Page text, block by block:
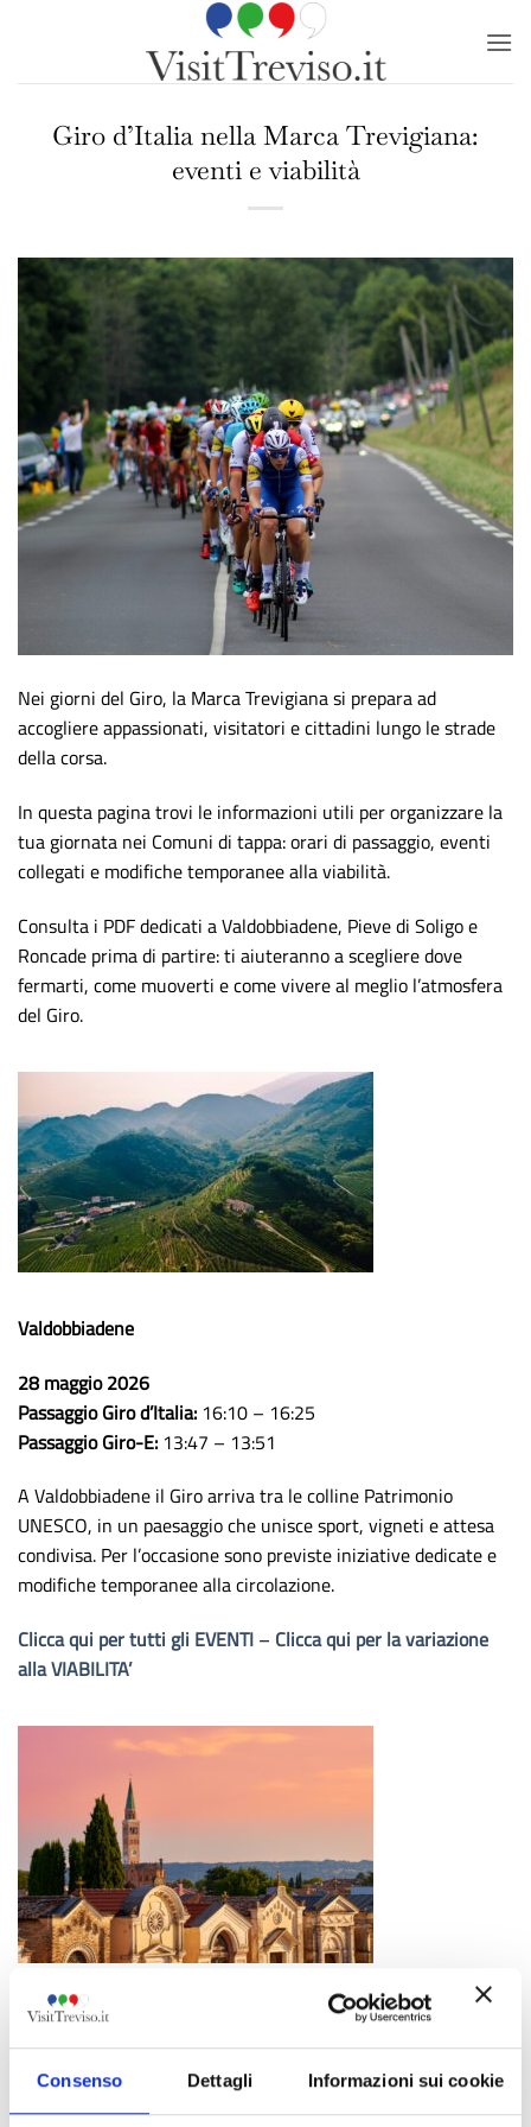
Consenso Dettagli Informazioni sui cookie
Giro d’Italia nella Marca Trevigiana:
eventi e viabilità
Nei giorni del Giro, la Marca Trevigiana si prepara ad
accogliere appassionati, visitatori e cittadini lungo le strade
della corsa.
In questa pagina trovi le informazioni utili per organizzare la
tua giornata nei Comuni di tappa: orari di passaggio, eventi
collegati e modifiche temporanee alla viabilità.
Consulta i PDF dedicati a Valdobbiadene, Pieve di Soligo e
Roncade prima di partire: ti aiuteranno a scegliere dove
fermarti, come muoverti e come vivere al meglio l’atmosfera
del Giro.
Valdobbiadene
28 maggio 2026
Passaggio Giro d’Italia: 16:10 – 16:25
Passaggio Giro-E: 13:47 – 13:51
A Valdobbiadene il Giro arriva tra le colline Patrimonio
UNESCO, in un paesaggio che unisce sport, vigneti e attesa
condivisa. Per l’occasione sono previste iniziative dedicate e
modifiche temporanee alla circolazione.
Clicca qui per tutti gli EVENTI – Clicca qui per la variazione
alla VIABILITA’
Pieve di Soligo
28 maggio 2026